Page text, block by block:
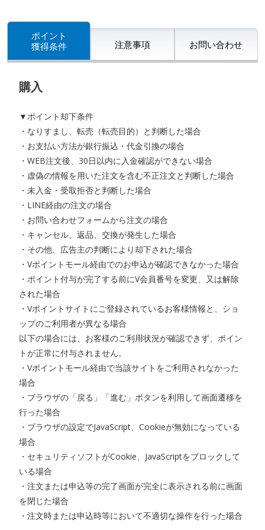
ポイント
獲得条件
注意事項 お問い合わせ
購入
▼ポイント却下条件
・なりすまし、転売（転売目的）と判断した場合
・お支払い方法が銀行振込・代金引換の場合
・WEB注文後、30日以内に入金確認ができない場合
・虚偽の情報を用いた注文を含む不正注文と判断した場合
・未入金・受取拒否と判断した場合
・LINE経由の注文の場合
・お問い合わせフォームから注文の場合
・キャンセル、返品、交換が発生した場合
・その他、広告主の判断により却下された場合
・Vポイントモール経由でのお申込が確認できなかった場合
・ポイント付与が完了する前にV会員番号を変更、又は解除
された場合
・Vポイントサイトにご登録されているお客様情報と、ショ
ップのご利用者が異なる場合
以下の場合には、お客様のご利用状況が確認できず、ポイン
トが正常に付与されません。
・Vポイントモール経由で当該サイトをご利用されなかった
場合
・ブラウザの「戻る」「進む」ボタンを利用して画面遷移を
行った場合
・ブラウザの設定でJavaScript、Cookieが無効になっている
場合
・セキュリティソフトがCookie、JavaScriptをブロックして
いる場合
・注文または申込等の完了画面が完全に表示される前に画面
を閉じた場合
・注文時または申込時等において不適切な操作を行った場合